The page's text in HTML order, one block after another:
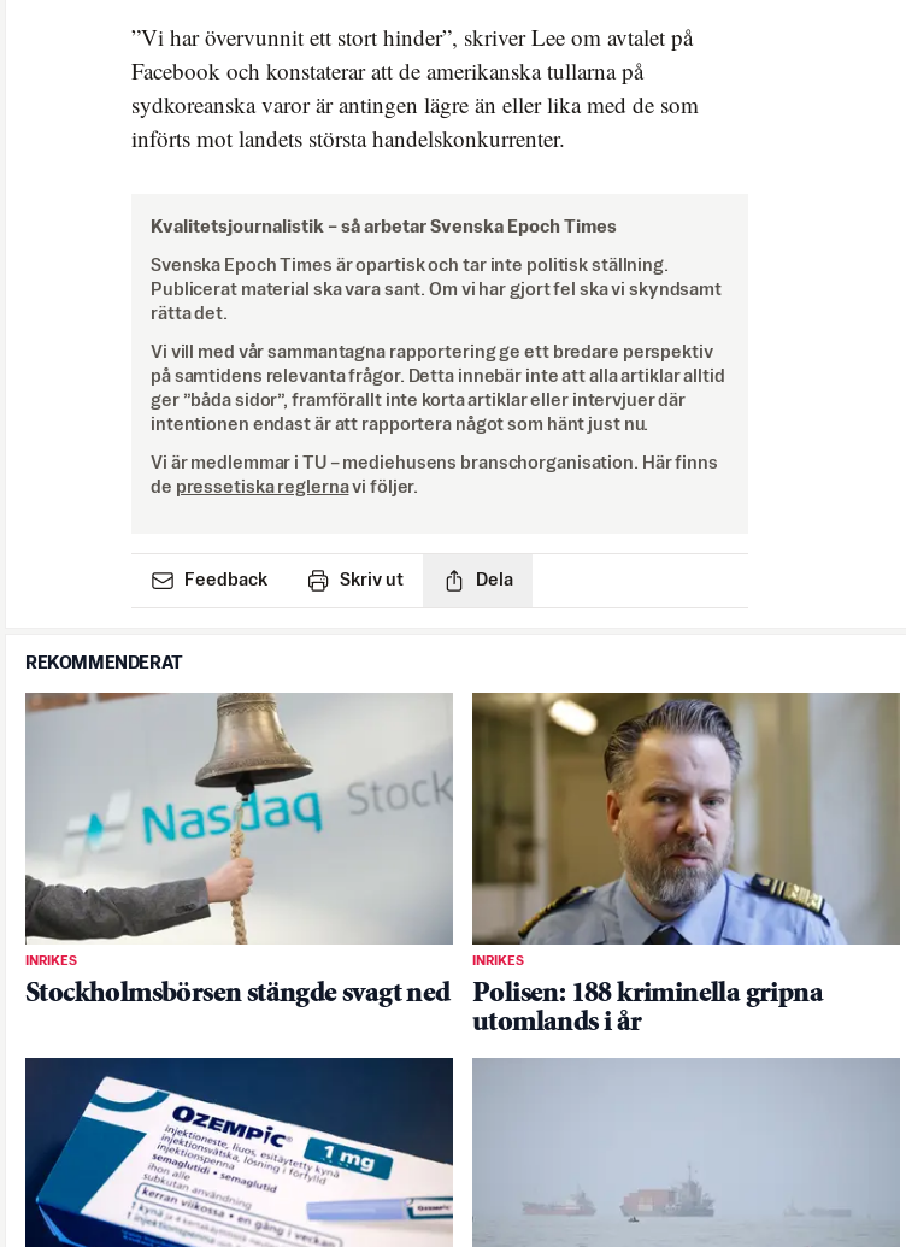
”Vi har övervunnit ett stort hinder”, skriver Lee om avtalet på
Facebook och konstaterar att de amerikanska tullarna på
sydkoreanska varor är antingen lägre än eller lika med de som
införts mot landets största handelskonkurrenter.
Kvalitetsjournalistik – så arbetar Svenska Epoch Times
Svenska Epoch Times är opartisk och tar inte politisk ställning.
Publicerat material ska vara sant. Om vi har gjort fel ska vi skyndsamt
rätta det.
Vi vill med vår sammantagna rapportering ge ett bredare perspektiv
på samtidens relevanta frågor. Detta innebär inte att alla artiklar alltid
ger ”båda sidor”, framförallt inte korta artiklar eller intervjuer där
intentionen endast är att rapportera något som hänt just nu.
Vi är medlemmar i TU – mediehusens branschorganisation. Här finns
de pressetiska reglernavi följer.
Feedback Skriv ut Dela
REKOMMENDERAT
INRIKES
Stockholmsbörsen stängde svagt ned
INRIKES
Polisen: 188 kriminella gripna
utomlands i år